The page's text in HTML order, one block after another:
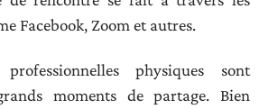
Facebook, Zoom et autres.
physiques sont
moments de partage. Bien